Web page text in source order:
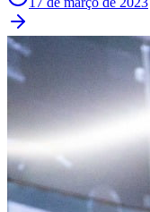
Bragantino